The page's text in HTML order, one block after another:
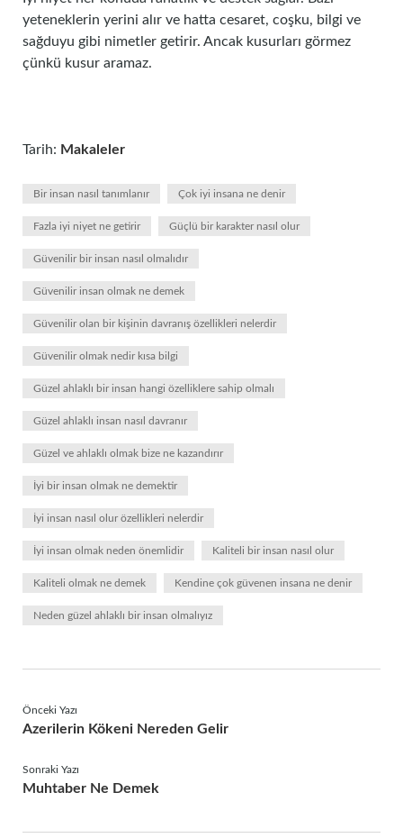
yeteneklerin yerini alır ve hatta cesaret, coşku, bilgi ve
sağduyu gibi nimetler getirir. Ancak kusurları görmez
çünkü kusur aramaz.
Tarih: Makaleler
Bir insan nasıl tanımlanır Çok iyi insana ne denir
Fazla iyi niyet ne getirir Güçlü bir karakter nasıl olur
Güvenilir bir insan nasıl olmalıdır
Güvenilir insan olmak ne demek
Güvenilir olan bir kişinin davranış özellikleri nelerdir
Güvenilir olmak nedir kısa bilgi
Güzel ahlaklı bir insan hangi özelliklere sahip olmalı
Güzel ahlaklı insan nasıl davranır
Güzel ve ahlaklı olmak bize ne kazandırır
İyi bir insan olmak ne demektir
İyi insan nasıl olur özellikleri nelerdir
İyi insan olmak neden önemlidir Kaliteli bir insan nasıl olur
Kaliteli olmak ne demek Kendine çok güvenen insana ne denir
Neden güzel ahlaklı bir insan olmalıyız
Önceki Yazı
Azerilerin Kökeni Nereden Gelir
Sonraki Yazı
Muhtaber Ne Demek